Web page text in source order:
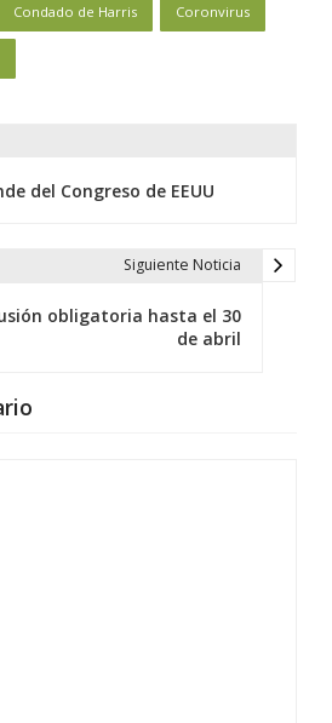
Condado de Harris Coronvirus
del Congreso de EEUU
Siguiente Noticia
obligatoria hasta el 30
de abril